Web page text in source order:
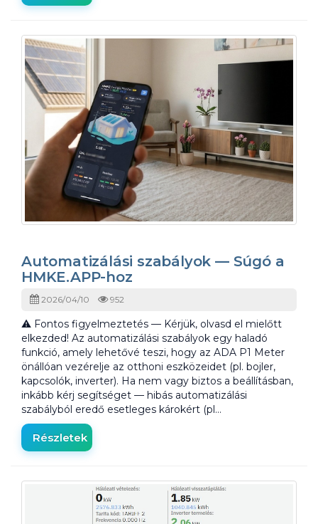
Automatizálási szabályok — Súgó a
HMKE.APP-hoz
2026/04/10 952
⚠️ Fontos figyelmeztetés — Kérjük, olvasd el mielőtt
elkezded! Az automatizálási szabályok egy haladó
funkció, amely lehetővé teszi, hogy az ADA P1 Meter
önállóan vezérelje az otthoni eszközeidet (pl. bojler,
kapcsolók, inverter). Ha nem vagy biztos a beállításban,
inkább kérj segítséget — hibás automatizálási
szabályból eredő esetleges károkért (pl…
Részletek